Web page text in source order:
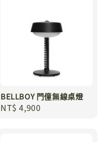
BELLBOY 門僮無線桌燈
Regular
NT$ 4,900